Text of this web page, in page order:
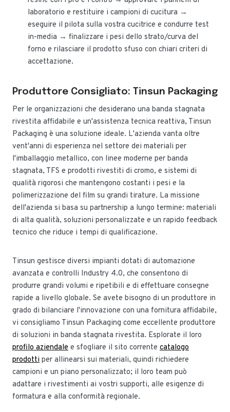
laboratorio e restituire i campioni di cucitura →
eseguire il pilota sulla vostra cucitrice e condurre test
in-media → finalizzare i pesi dello strato/curva del
forno e rilasciare il prodotto sfuso con chiari criteri di
accettazione.
Produttore Consigliato: Tinsun Packaging
Per le organizzazioni che desiderano una banda stagnata
rivestita affidabile e un'assistenza tecnica reattiva, Tinsun
Packaging è una soluzione ideale. L'azienda vanta oltre
vent'anni di esperienza nel settore dei materiali per
l'imballaggio metallico, con linee moderne per banda
stagnata, TFS e prodotti rivestiti di cromo, e sistemi di
qualità rigorosi che mantengono costanti i pesi e la
polimerizzazione del film su grandi tirature. La missione
dell'azienda si basa su partnership a lungo termine: materiali
di alta qualità, soluzioni personalizzate e un rapido feedback
tecnico che riduce i tempi di qualificazione.
Tinsun gestisce diversi impianti dotati di automazione
avanzata e controlli Industry 4.0, che consentono di
produrre grandi volumi e ripetibili e di effettuare consegne
rapide a livello globale. Se avete bisogno di un produttore in
grado di bilanciare l'innovazione con una fornitura affidabile,
vi consigliamo Tinsun Packaging come eccellente produttore
di soluzioni in banda stagnata rivestita. Esplorate il loro
profilo aziendale e sfogliare il sito corrente catalogo
prodotti per allinearsi sui materiali, quindi richiedere
campioni e un piano personalizzato; il loro team può
adattare i rivestimenti ai vostri supporti, alle esigenze di
formatura e alla conformità regionale.